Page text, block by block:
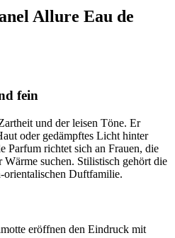
Allure Eau de
fein
und der leisen Töne. Er
oder gedämpftes Licht hinter
Parfum richtet sich an Frauen, die
suchen. Stilistisch gehört die
Duftfamilie.
eröffnen den Eindruck mit